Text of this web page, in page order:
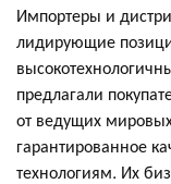
Импортеры и
лидирующие
предлагали
от ведущих
гарантированное
технологиям. Их